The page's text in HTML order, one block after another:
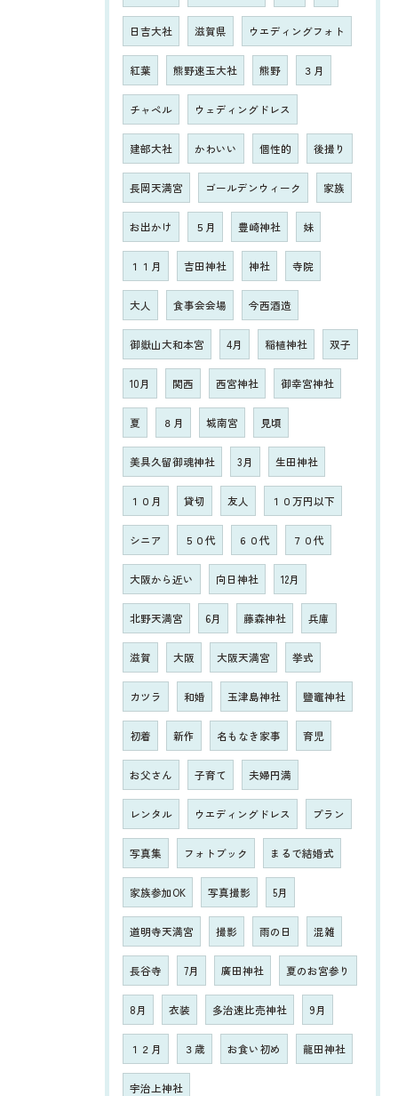
日吉大社 滋賀県 ウエディングフォト
紅葉 熊野速玉大社 熊野 ３月
チャペル ウェディングドレス
建部大社 かわいい 個性的 後撮り
長岡天満宮 ゴールデンウィーク 家族
お出かけ ５月 豊崎神社 妹
１１月 吉田神社 神社 寺院
大人 食事会会場 今西酒造
御嶽山大和本宮 4月 稲植神社 双子
10月 関西 西宮神社 御幸宮神社
夏 ８月 城南宮 見頃
美具久留御魂神社 3月 生田神社
１０月 貸切 友人 １０万円以下
シニア ５０代 ６０代 ７０代
大阪から近い 向日神社 12月
北野天満宮 6月 藤森神社 兵庫
滋賀 大阪 大阪天満宮 挙式
カツラ 和婚 玉津島神社 鹽竈神社
初着 新作 名もなき家事 育児
お父さん 子育て 夫婦円満
レンタル ウエディングドレス プラン
写真集 フォトブック まるで結婚式
家族参加OK 写真撮影 5月
道明寺天満宮 撮影 雨の日 混雑
長谷寺 7月 廣田神社 夏のお宮参り
8月 衣装 多治速比売神社 9月
１２月 ３歳 お食い初め 龍田神社
宇治上神社